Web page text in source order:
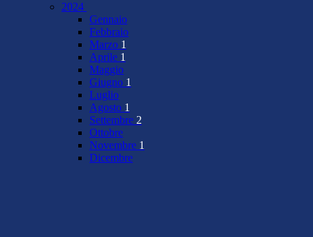
2024
Gennaio
Febbraio
Marzo 1
Aprile 1
Maggio
Giugno 1
Luglio
Agosto 1
Settembre 2
Ottobre
Novembre 1
Dicembre